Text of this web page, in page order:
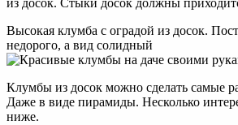
из досок. Стыки досок должны
Высокая клумба с оградой из досок.
недорого, а вид солидный
Клумбы из досок можно сделать самые
Даже в виде пирамиды. Несколько
ниже.